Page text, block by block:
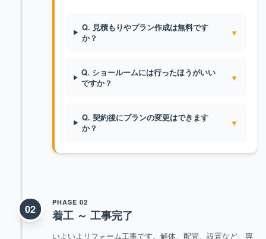
Q. 見積もりやプラン作成は無料です
か？
▼
Q. ショールームには行ったほうがいい
ですか？
▼
Q. 契約後にプランの変更はできます
か？
▼
02
PHASE 02
着工 ～ 工事完了
いよいよリフォーム工事です。解体、配管、設置など、専